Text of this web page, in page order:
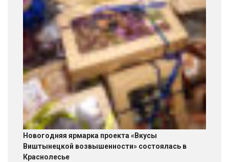
Новогодняя ярмарка проекта «Вкусы
Виштынецкой возвышенности» состоялась в
Краснолесье